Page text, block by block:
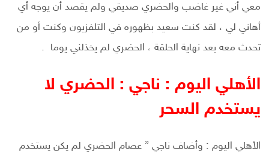
معي أني غير غاضب والحضري صديقي ولم يقصد أن يوجه أي
أهاني لي ، لقد كنت سعيد بظهوره في التلفزيون وكنت أو من
تحدث معه بعد نهاية الحلقة ، الحضري لم يخذلني يوما .
الأهلي اليوم : ناجي : الحضري لا
يستخدم السحر
الأهلي اليوم : وأضاف ناجي ” عصام الحضري لم يكن يستخدم